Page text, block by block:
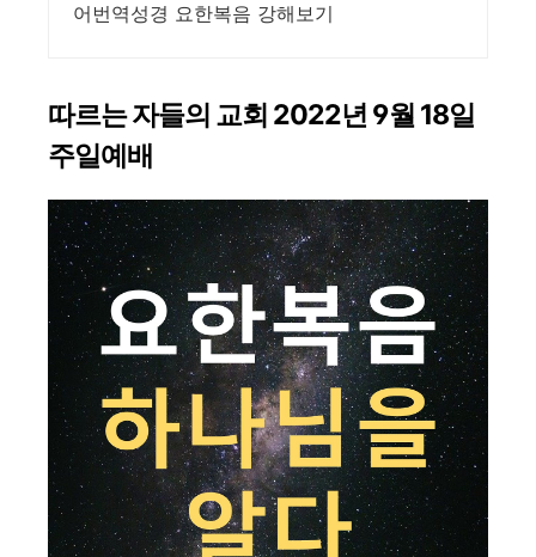
어번역성경 요한복음 강해보기
따르는 자들의 교회 2022년 9월 18일
주일예배